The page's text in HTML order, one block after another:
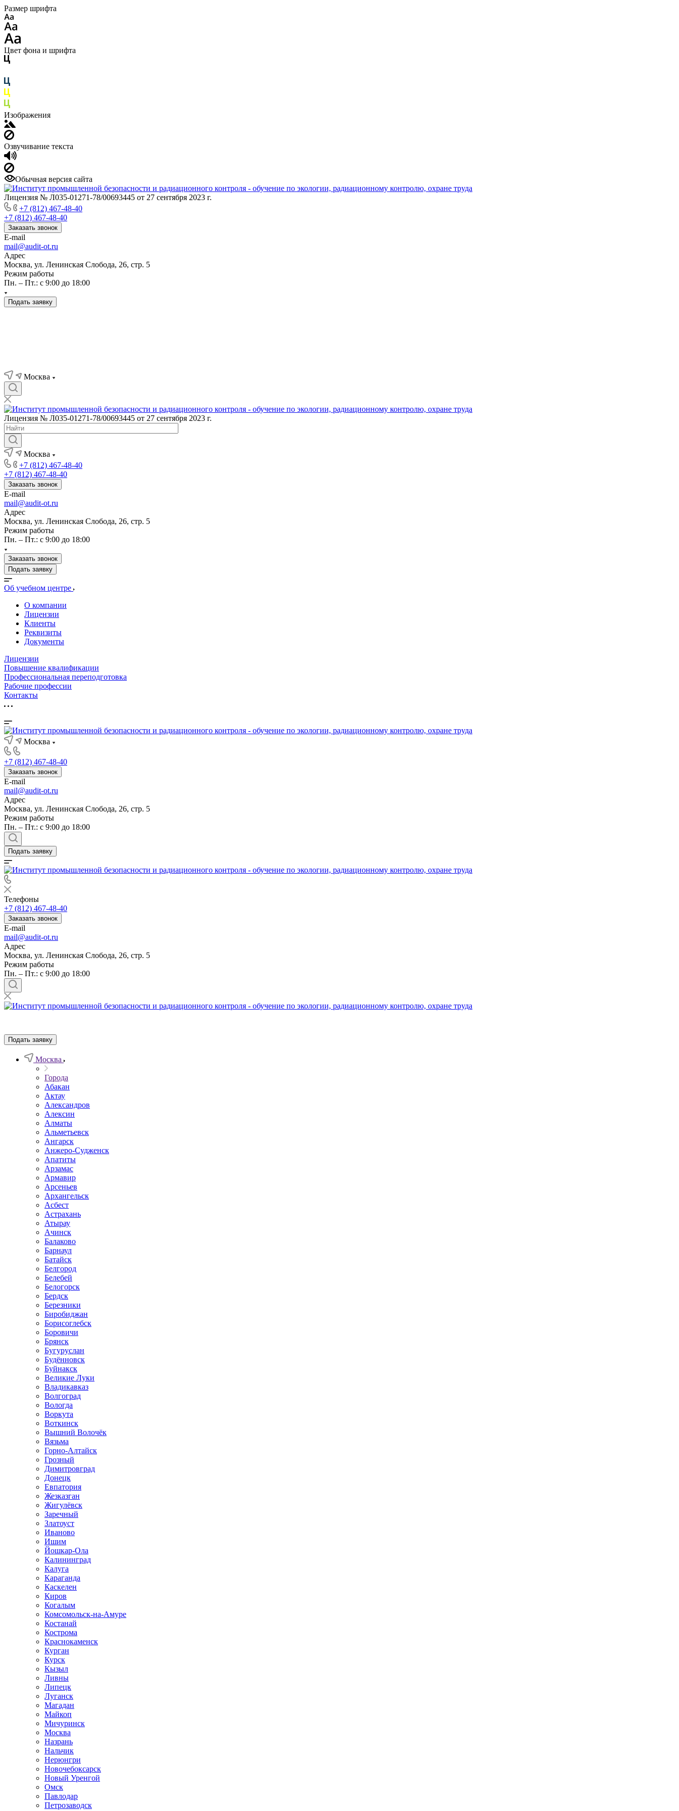
Размер шрифта
Цвет фона и шрифта
Изображения
Озвучивание текста
Обычная версия сайта
Лицензия № Л035-01271-78/00693445 от 27 сентября 2023 г.
+7 (812) 467-48-40
+7 (812) 467-48-40
Заказать звонок
E-mail
mail@audit-ot.ru
Адрес
Москва, ул. Ленинская Слобода, 26, стр. 5
Режим работы
Пн. – Пт.: с 9:00 до 18:00
Подать заявку
Москва
Лицензия № Л035-01271-78/00693445 от 27 сентября 2023 г.
Москва
+7 (812) 467-48-40
+7 (812) 467-48-40
Заказать звонок
E-mail
mail@audit-ot.ru
Адрес
Москва, ул. Ленинская Слобода, 26, стр. 5
Режим работы
Пн. – Пт.: с 9:00 до 18:00
Заказать звонок
Подать заявку
Об учебном центре
О компании
Лицензии
Клиенты
Реквизиты
Документы
Лицензии
Повышение квалификации
Профессиональная переподготовка
Рабочие профессии
Контакты
Москва
+7 (812) 467-48-40
Заказать звонок
E-mail
mail@audit-ot.ru
Адрес
Москва, ул. Ленинская Слобода, 26, стр. 5
Режим работы
Пн. – Пт.: с 9:00 до 18:00
Подать заявку
Телефоны
+7 (812) 467-48-40
Заказать звонок
E-mail
mail@audit-ot.ru
Адрес
Москва, ул. Ленинская Слобода, 26, стр. 5
Режим работы
Пн. – Пт.: с 9:00 до 18:00
Подать заявку
Москва
Города
Абакан
Актау
Александров
Алексин
Алматы
Альметьевск
Ангарск
Анжеро-Судженск
Апатиты
Арзамас
Армавир
Арсеньев
Архангельск
Асбест
Астрахань
Атырау
Ачинск
Балаково
Барнаул
Батайск
Белгород
Белебей
Белогорск
Бердск
Березники
Биробиджан
Борисоглебск
Боровичи
Брянск
Бугуруслан
Будённовск
Буйнакск
Великие Луки
Владикавказ
Волгоград
Вологда
Воркута
Воткинск
Вышний Волочёк
Вязьма
Горно-Алтайск
Грозный
Димитровград
Донецк
Евпатория
Жезказган
Жигулёвск
Заречный
Златоуст
Иваново
Ишим
Йошкар-Ола
Калининград
Калуга
Караганда
Каскелен
Киров
Когалым
Комсомольск-на-Амуре
Костанай
Кострома
Краснокаменск
Курган
Курск
Кызыл
Ливны
Липецк
Луганск
Магадан
Майкоп
Мичуринск
Москва
Назрань
Нальчик
Нерюнгри
Новочебоксарск
Новый Уренгой
Омск
Павлодар
Петрозаводск